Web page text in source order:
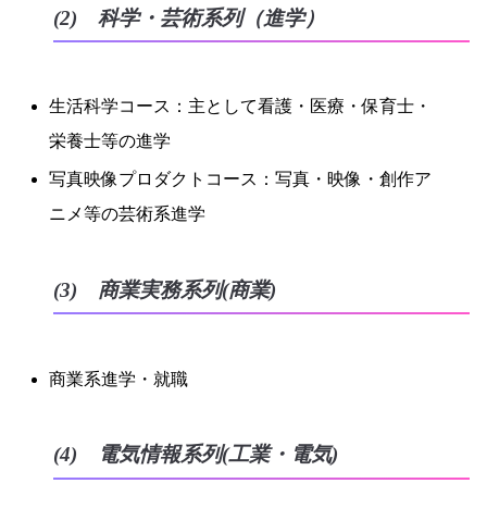
(2) 科学・芸術系列（進学）
生活科学コース：主として看護・医療・保育士・
栄養士等の進学
写真映像プロダクトコース：写真・映像・創作ア
ニメ等の芸術系進学
(3) 商業実務系列(商業)
商業系進学・就職
(4) 電気情報系列(工業・電気)